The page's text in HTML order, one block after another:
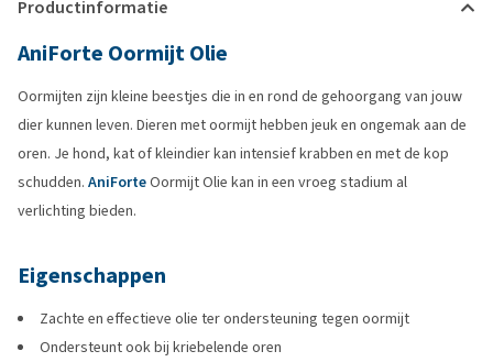
Productinformatie
AniForte Oormijt Olie
Oormijten zijn kleine beestjes die in en rond de gehoorgang van jouw
dier kunnen leven. Dieren met oormijt hebben jeuk en ongemak aan de
oren. Je hond, kat of kleindier kan intensief krabben en met de kop
schudden. AniForteOormijt Olie kan in een vroeg stadium al
verlichting bieden.
Eigenschappen
Zachte en effectieve olie ter ondersteuning tegen oormijt
Ondersteunt ook bij kriebelende oren